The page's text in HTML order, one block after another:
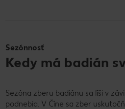
Sezónnosť
Kedy má badián
Sezóna zberu badiánu sa líši v
podnebia. V Číne sa zber